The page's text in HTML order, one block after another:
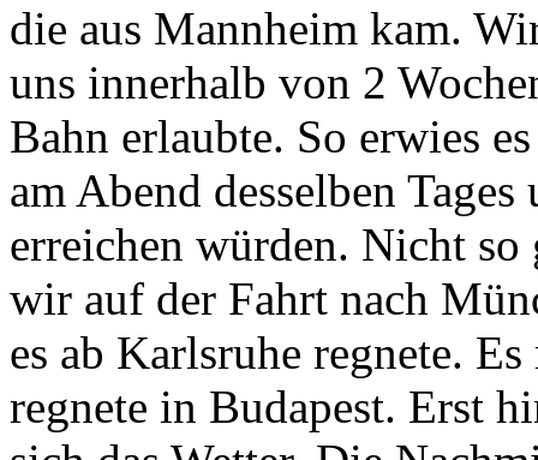
die aus Mannheim kam.
uns innerhalb von 2
Bahn erlaubte. So erwies
am Abend desselben
erreichen würden. Nicht so
wir auf der Fahrt nach
es ab Karlsruhe regnete.
regnete in Budapest. Erst